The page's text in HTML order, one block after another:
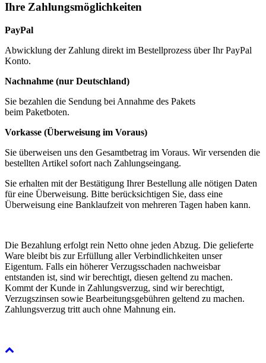
Ihre Zahlungsmöglichkeiten
PayPal
Abwicklung der Zahlung direkt im Bestellprozess über Ihr PayPal
Konto.
Nachnahme (nur Deutschland)
Sie bezahlen die Sendung bei Annahme des Pakets
beim Paketboten.
Vorkasse (Überweisung im Voraus)
Sie überweisen uns den Gesamtbetrag im Voraus. Wir versenden die
bestellten Artikel sofort nach Zahlungseingang.
Sie erhalten mit der Bestätigung Ihrer Bestellung alle nötigen Daten
für eine Überweisung. Bitte berücksichtigen Sie, dass eine
Überweisung eine Banklaufzeit von mehreren Tagen haben kann.
Die Bezahlung erfolgt rein Netto ohne jeden Abzug. Die gelieferte
Ware bleibt bis zur Erfüllung aller Verbindlichkeiten unser
Eigentum. Falls ein höherer Verzugsschaden nachweisbar
entstanden ist, sind wir berechtigt, diesen geltend zu machen.
Kommt der Kunde in Zahlungsverzug, sind wir berechtigt,
Verzugszinsen sowie Bearbeitungsgebühren geltend zu machen.
Zahlungsverzug tritt auch ohne Mahnung ein.